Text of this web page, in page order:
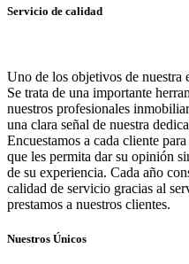
Servicio de calidad
Uno de los objetivos de nuestra
Se trata de una importante
nuestros profesionales
una clara señal de nuestra
Encuestamos a cada cliente
que les permita dar su opinión
de su experiencia. Cada año
calidad de servicio gracias al
prestamos a nuestros clientes.
Nuestros Únicos